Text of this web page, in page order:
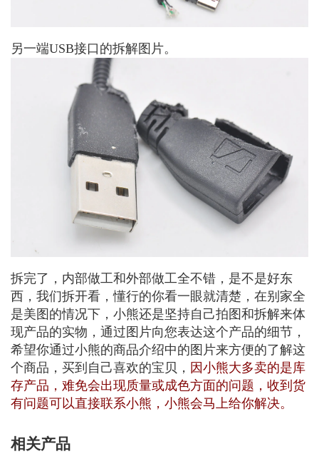
另一端USB接口的拆解图片。
拆完了，内部做工和外部做工全不错，是不是好东
西，我们拆开看，懂行的你看一眼就清楚，在别家全
是美图的情况下，小熊还是坚持自己拍图和拆解来体
现产品的实物，通过图片向您表达这个产品的细节，
希望你通过小熊的商品介绍中的图片来方便的了解这
个商品，买到自己喜欢的宝贝， 因小熊大多卖的是库
存产品，难免会出现质量或成色方面的问题，收到货
有问题可以直接联系小熊，小熊会马上给你解决。
相关产品